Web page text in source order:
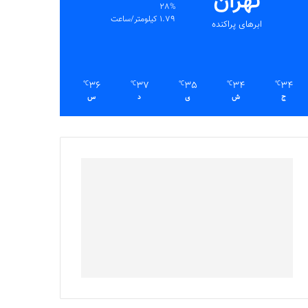
ابرهای پراکنده
28%
1.79 کیلومتر/ساعت
34
℃
ج
34
℃
ش
35
℃
ی
37
℃
د
36
℃
س